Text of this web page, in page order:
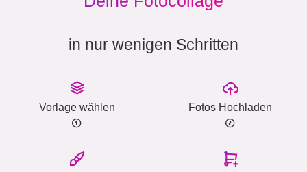
in nur wenigen Schritten
Vorlage wählen Fotos Hochladen